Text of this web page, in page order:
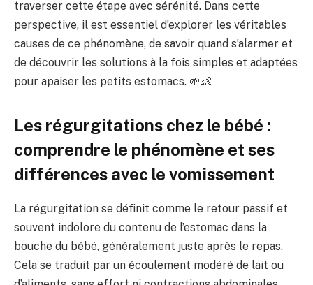
traverser cette étape avec sérénité. Dans cette
perspective, il est essentiel d’explorer les véritables
causes de ce phénomène, de savoir quand s’alarmer et
de découvrir les solutions à la fois simples et adaptées
pour apaiser les petits estomacs. 🌱👶
Les régurgitations chez le bébé :
comprendre le phénomène et ses
différences avec le vomissement
La régurgitation se définit comme le retour passif et
souvent indolore du contenu de l’estomac dans la
bouche du bébé, généralement juste après le repas.
Cela se traduit par un écoulement modéré de lait ou